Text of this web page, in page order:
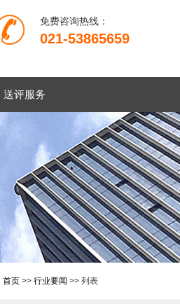
免费咨询热线：
021-53865659
送评服务
首页 >> 行业要闻 >> 列表